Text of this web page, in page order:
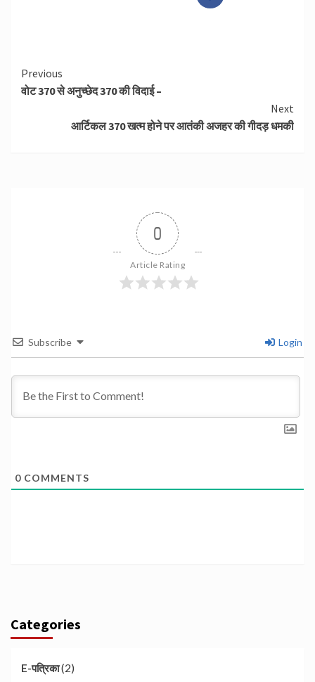
Continue
Reading
Previous
वोट 370 से अनुच्छेद 370 की विदाई –
Next
आर्टिकल 370 खत्म होने पर आतंकी अजहर की गीदड़ धमकी
0
Article Rating
Subscribe Login
0 COMMENTS
Categories
E-पत्रिका(2)